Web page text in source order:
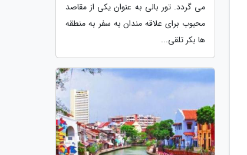
می گردد. تور بالی به عنوان یکی از مقاصد
محبوب برای علاقه مندان به سفر به منطقه
ها بکر تلقی...